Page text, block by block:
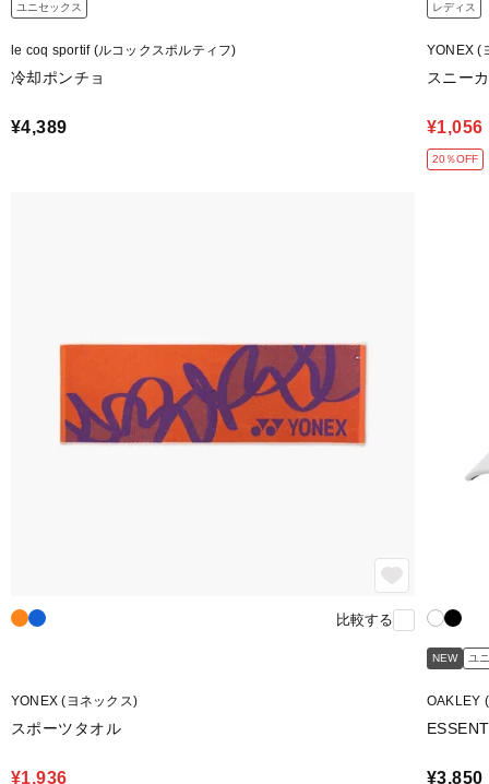
ユニセックス
le coq sportif (ルコックスポルティフ)
冷却ポンチョ
¥4,389
レディス
YONEX (
スニー
¥1,056
20％OFF
比較する
YONEX (ヨネックス)
スポーツタオル
¥1,936
NEW ユ
OAKLEY
¥3,850